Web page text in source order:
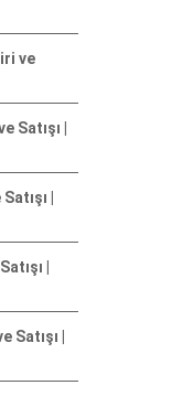
ve
Satışı |
|
|
|